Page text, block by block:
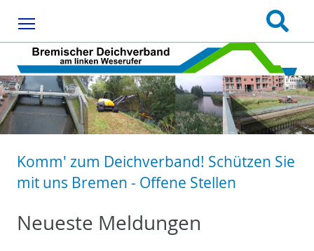
Komm' zum Deichverband! Schützen Sie
mit uns Bremen - Offene Stellen
Neueste Meldungen